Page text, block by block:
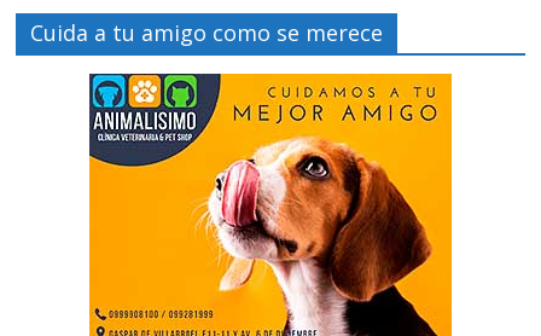
Cuida a tu amigo como se merece